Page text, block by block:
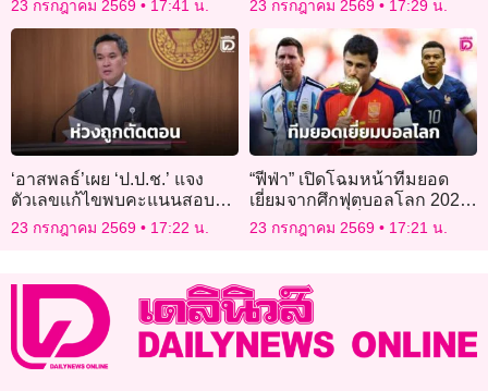
23 กรกฎาคม 2569 17:41 น. 23 กรกฎาคม 2569 17:29 น.
‘อาสพลธ์’เผย ‘ป.ป.ช.’ แจง
ตัวเลขแก้ไขพบคะแนนสอบ
5,960 คน ไม่ตรงกับข้อมูล
23 กรกฎาคม 2569 17:22 น.
“ฟีฟ่า” เปิดโฉมหน้าทีมยอด
เยี่ยมจากศึกฟุตบอลโลก 2026
“เมสซี-โรดรี-เอ็มบัปเป” นำทัพ
23 กรกฎาคม 2569 17:21 น.